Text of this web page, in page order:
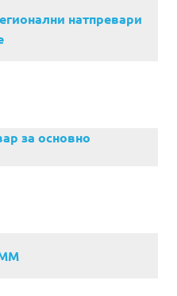
натпревари
за основно